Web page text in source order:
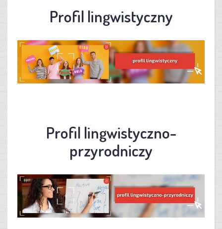
Profil lingwistyczny
Profil lingwistyczno-
przyrodniczy